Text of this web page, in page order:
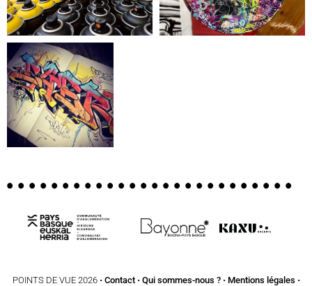
POINTS DE VUE 2026 • Contact• Qui sommes-nous ?• Mentions légales •